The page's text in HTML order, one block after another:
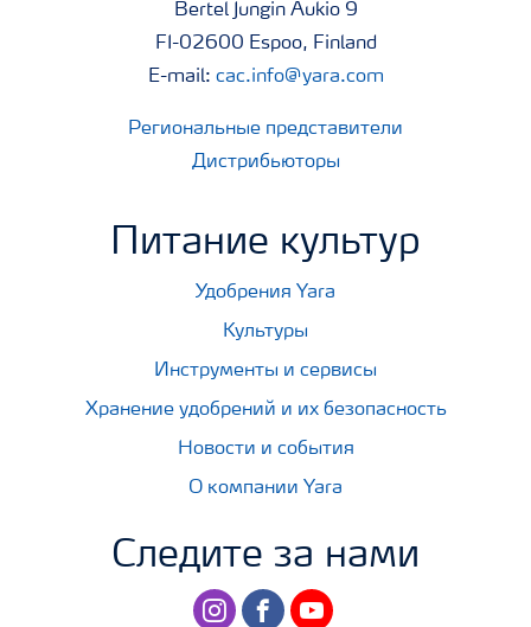
Bertel Jungin Aukio 9
FI-02600 Espoo, Finland
E-mail: cac.info@yara.com
Региональные представители
Дистрибьюторы
Питание культур
Удобрения Yara
Культуры
Инструменты и сервисы
Хранение удобрений и их безопасность
Новости и события
О компании Yara
Следите за нами
instagramfacebookyoutube